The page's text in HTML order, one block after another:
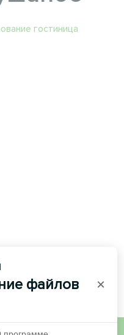
гостиница
файлов
×